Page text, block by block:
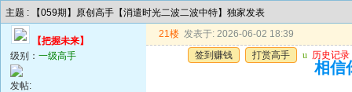
主题 : 【059期】原创高手【消遣时光二波二波中特】独家发表
【把握未来】
级别： 一级高手
发帖:
21楼 发表于: 2026-06-02 18:39
签到赚钱
打赏高手 u 历史记录
相信